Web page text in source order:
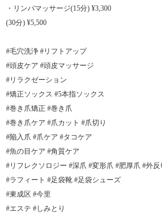
・リンパマッサージ(15分) ¥3,300
(30分) ¥5,500
#毛穴洗浄 #リフトアップ
#頭皮ケア #頭皮マッサージ
#リラクゼーション
#矯正ソックス #5本指ソックス
#巻き爪矯正 #巻き爪
#巻き爪ケア #爪カット #爪切り
#陥入爪 #爪ケア #タコケア
#魚の目ケア #角質ケア
#リフレクソロジー #深爪 #変形爪 #肥厚爪 #外
#ラフィート #足袋靴 #足袋シューズ
#東成区 #今里
#エステ #しみとり